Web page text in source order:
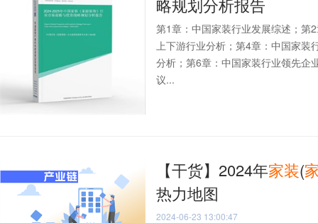
略规划分析报告
第1章：中国家装行业发展综述；第
上下游行业分析；第4章：中国家装
分析；第6章：中国家装行业领先企
议...
【干货】2024年家装(
热力地图
2024-06-23 13:00:47